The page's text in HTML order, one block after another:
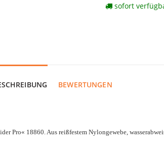
sofort
BEWERTUNGEN
Pro« 18860. Aus reißfestem Nylongewebe,